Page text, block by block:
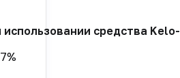
средства